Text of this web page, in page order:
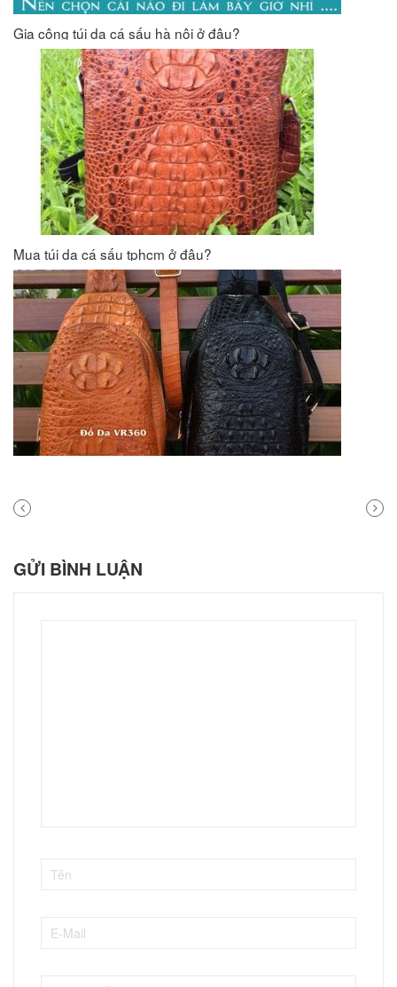
Gia công túi da cá sấu hà nội ở đâu?
Mua túi da cá sấu tphcm ở đâu?
NEXT
GỬI BÌNH LUẬN